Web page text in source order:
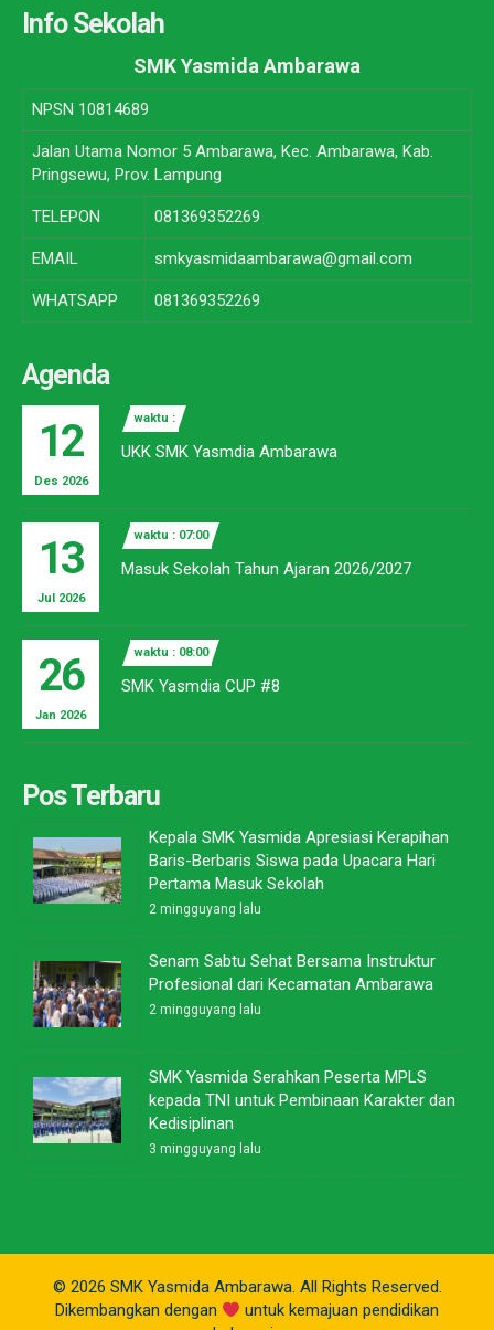
Info Sekolah
SMK Yasmida Ambarawa
NPSN 10814689
Jalan Utama Nomor 5 Ambarawa, Kec. Ambarawa, Kab.
Pringsewu, Prov. Lampung
TELEPON 081369352269
EMAIL smkyasmidaambarawa@gmail.com
WHATSAPP 081369352269
Agenda
12
Des 2026
waktu :
UKK SMK Yasmdia Ambarawa
13
Jul 2026
waktu : 07:00
Masuk Sekolah Tahun Ajaran 2026/2027
26
Jan 2026
waktu : 08:00
SMK Yasmdia CUP #8
Pos Terbaru
Kepala SMK Yasmida Apresiasi Kerapihan
Baris-Berbaris Siswa pada Upacara Hari
Pertama Masuk Sekolah
2 mingguyang lalu
Senam Sabtu Sehat Bersama Instruktur
Profesional dari Kecamatan Ambarawa
2 mingguyang lalu
SMK Yasmida Serahkan Peserta MPLS
kepada TNI untuk Pembinaan Karakter dan
Kedisiplinan
3 mingguyang lalu
© 2026 SMK Yasmida Ambarawa. All Rights Reserved.
Dikembangkan dengan
untuk kemajuan pendidikan